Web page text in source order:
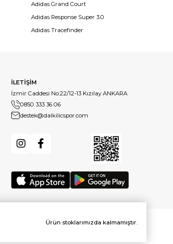
Adidas Grand Court
Adidas Response Super 3.0
Adidas Tracefinder
İLETİŞİM
İzmir Caddesi No:22/12-13 Kızılay ANKARA
0850 333 36 06
destek@dalkilicspor.com
Ürün stoklarımızda kalmamıştır.